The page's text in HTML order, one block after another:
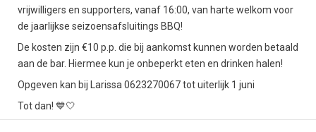
vrijwilligers en supporters, vanaf 16:00, van harte welkom voor
de jaarlijkse seizoensafsluitings BBQ!
De kosten zijn €10 p.p. die bij aankomst kunnen worden betaald
aan de bar. Hiermee kun je onbeperkt eten en drinken halen!
Opgeven kan bij Larissa 0623270067 tot uiterlijk 1 juni
Tot dan! 💙🤍